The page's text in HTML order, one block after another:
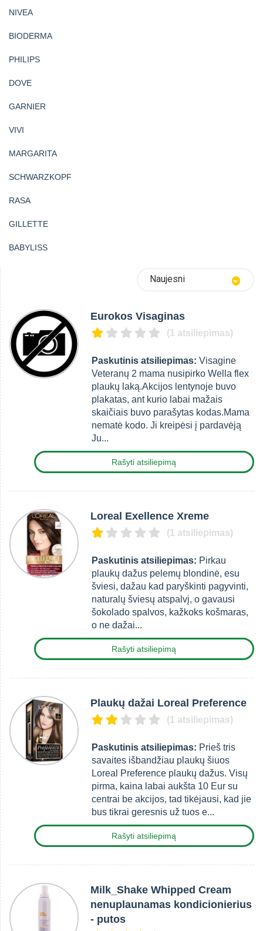
NIVEA
BIODERMA
PHILIPS
DOVE
GARNIER
VIVI
MARGARITA
SCHWARZKOPF
RASA
GILLETTE
BABYLISS
Naujesni
Eurokos Visaginas
(1 atsiliepimas)
Paskutinis atsiliepimas: Visagine
Veteranų 2 mama nusipirko Wella flex
plaukų laką.Akcijos lentynoje buvo
plakatas, ant kurio labai mažais
skaičiais buvo parašytas kodas.Mama
nematė kodo. Ji kreipėsi į pardavėją
Ju...
Rašyti atsiliepimą
Loreal Exellence Xreme
(1 atsiliepimas)
Paskutinis atsiliepimas: Pirkau
plaukų dažus pelemų blondinė, esu
šviesi, dažau kad paryškinti pagyvinti,
naturalų šviesų atspalvį, o gavausi
šokolado spalvos, kažkoks košmaras,
o ne dažai...
Rašyti atsiliepimą
Plaukų dažai Loreal Preference
(1 atsiliepimas)
Paskutinis atsiliepimas: Prieš tris
savaites išbandžiau plaukų šiuos
Loreal Preference plaukų dažus. Visų
pirma, kaina labai aukšta 10 Eur su
centrai be akcijos, tad tikėjausi, kad jie
bus tikrai geresnis už tuos e...
Rašyti atsiliepimą
Milk_Shake Whipped Cream
nenuplaunamas kondicionierius
- putos